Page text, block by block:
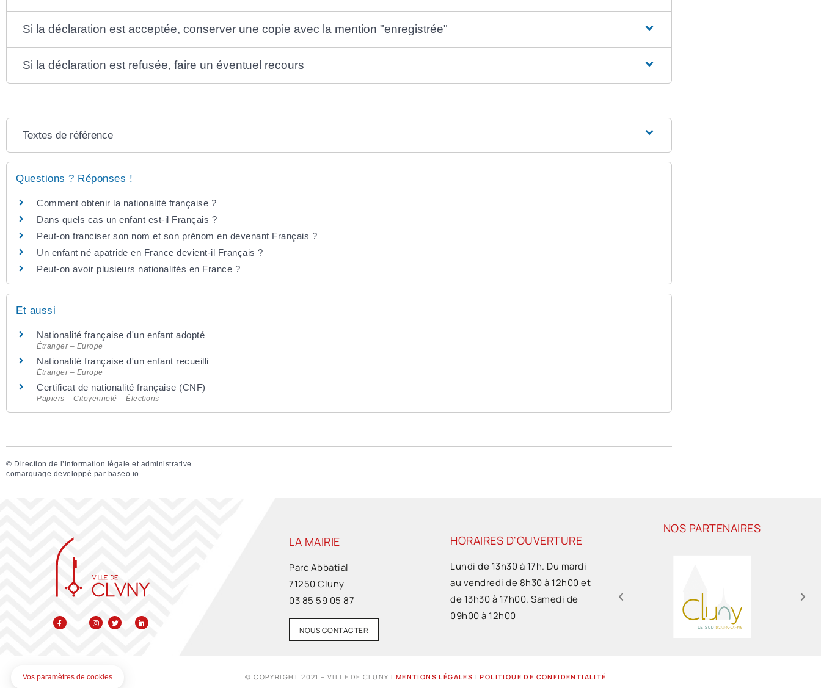
Si la déclaration est acceptée, conserver une copie avec la mention "enregistrée"
Si la déclaration est refusée, faire un éventuel recours
Textes de référence
Questions ? Réponses !
Comment obtenir la nationalité française ?
Dans quels cas un enfant est-il Français ?
Peut-on franciser son nom et son prénom en devenant Français ?
Un enfant né apatride en France devient-il Français ?
Peut-on avoir plusieurs nationalités en France ?
Et aussi
Nationalité française d'un enfant adopté
Étranger – Europe
Nationalité française d'un enfant recueilli
Étranger – Europe
Certificat de nationalité française (CNF)
Papiers – Citoyenneté – Élections
© Direction de l’information légale et administrative
comarquage developpé par baseo.io
LA MAIRIE
Parc Abbatial
71250 Cluny
03 85 59 05 87
NOUS CONTACTER
HORAIRES D'OUVERTURE
Lundi de 13h30 à 17h. Du mardi
au vendredi de 8h30 à 12h00 et
de 13h30 à 17h00. Samedi de
09h00 à 12h00
NOS PARTENAIRES
© COPYRIGHT 2021 – VILLE DE CLUNY I MENTIONS LÉGALES IPOLITIQUE DE CONFIDENTIALITÉ